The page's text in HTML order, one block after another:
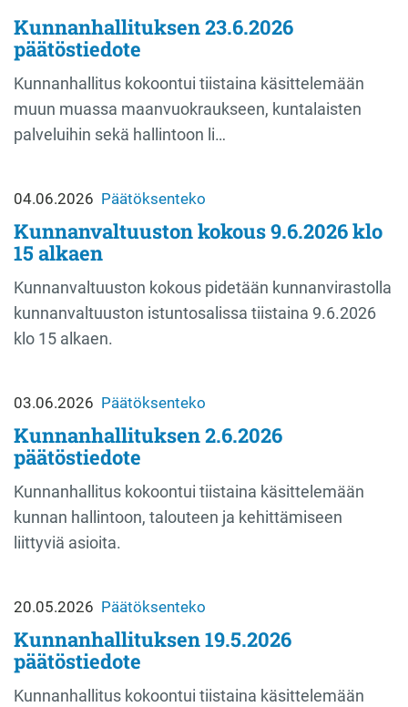
Kunnanhallituksen 23.6.2026
päätöstiedote
Kunnanhallitus kokoontui tiistaina käsittelemään
muun muassa maanvuokraukseen, kuntalaisten
palveluihin sekä hallintoon li…
04.06.2026 Päätöksenteko
Kunnanvaltuuston kokous 9.6.2026 klo
15 alkaen
Kunnanvaltuuston kokous pidetään kunnanvirastolla
kunnanvaltuuston istuntosalissa tiistaina 9.6.2026
klo 15 alkaen.
03.06.2026 Päätöksenteko
Kunnanhallituksen 2.6.2026
päätöstiedote
Kunnanhallitus kokoontui tiistaina käsittelemään
kunnan hallintoon, talouteen ja kehittämiseen
liittyviä asioita.
20.05.2026 Päätöksenteko
Kunnanhallituksen 19.5.2026
päätöstiedote
Kunnanhallitus kokoontui tiistaina käsittelemään